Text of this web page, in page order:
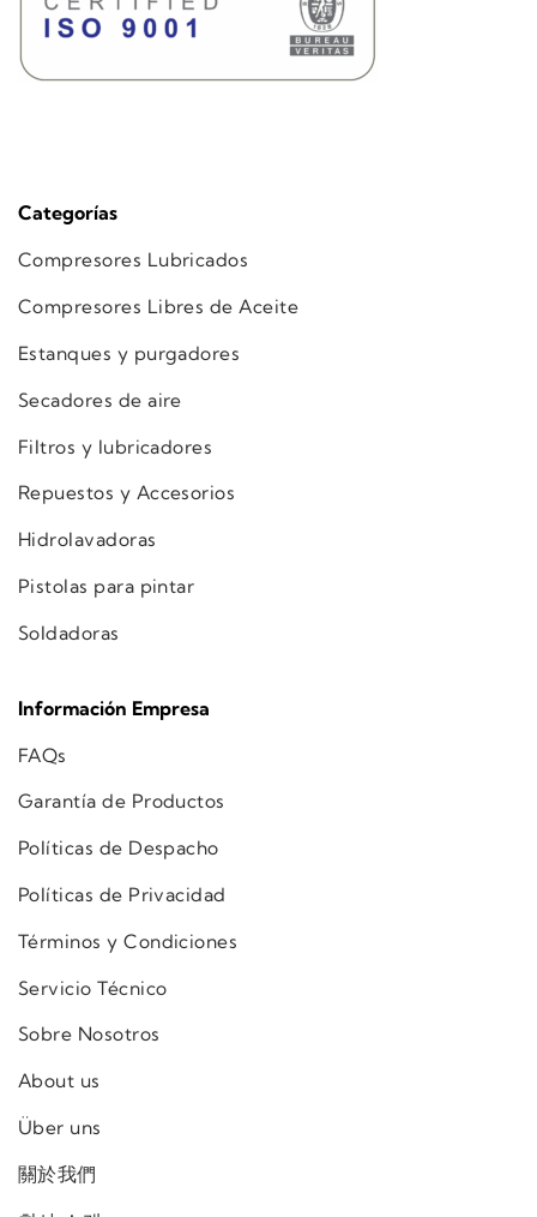
Categorías
Compresores Lubricados
Compresores Libres de Aceite
Estanques y purgadores
Secadores de aire
Filtros y lubricadores
Repuestos y Accesorios
Hidrolavadoras
Pistolas para pintar
Soldadoras
Información Empresa
FAQs
Garantía de Productos
Políticas de Despacho
Políticas de Privacidad
Términos y Condiciones
Servicio Técnico
Sobre Nosotros
About us
Über uns
關於我們